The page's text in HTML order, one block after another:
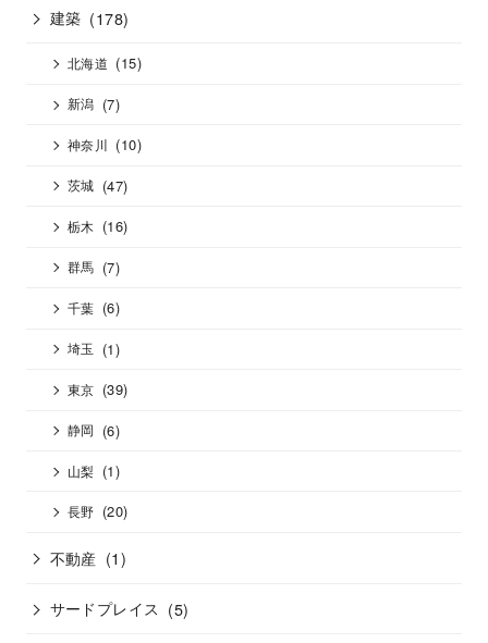
建築 (178)
北海道 (15)
新潟 (7)
神奈川 (10)
茨城 (47)
栃木 (16)
群馬 (7)
千葉 (6)
埼玉 (1)
東京 (39)
静岡 (6)
山梨 (1)
長野 (20)
不動産 (1)
サードプレイス (5)